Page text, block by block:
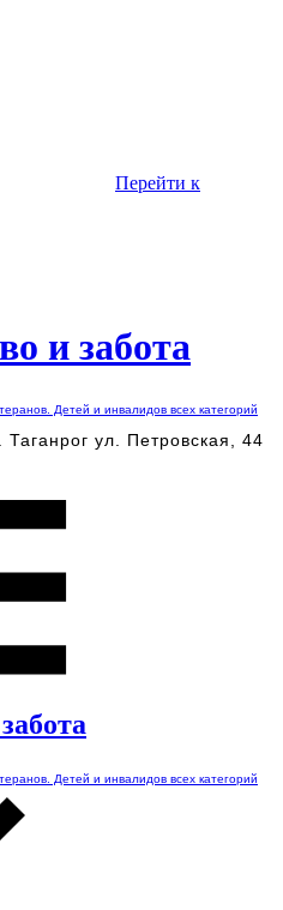
Перейти к
и забота
Детей и инвалидов всех категорий
Таганрог ул. Петровская, 44
Детей и инвалидов всех категорий